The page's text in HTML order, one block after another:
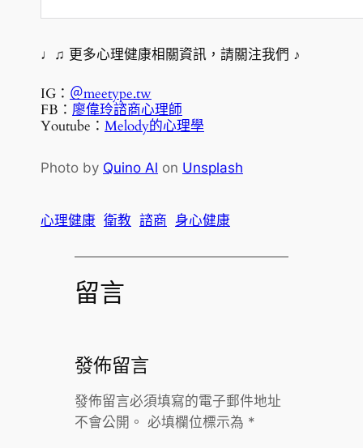
♩♫ 更多心理健康相關資訊，請關注我們 ♪
IG： ＠meetype.tw
FB： 廖偉玲諮商心理師
Youtube： Melody的心理學
Photo by Quino Al on Unsplash
心理健康 衛教 諮商 身心健康
留言
發佈留言
發佈留言必須填寫的電子郵件地址
不會公開。 必填欄位標示為 *